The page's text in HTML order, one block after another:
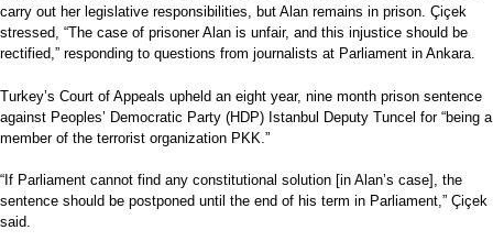
carry out her legislative responsibilities, but Alan remains in prison. Çiçek
stressed, “The case of prisoner Alan is unfair, and this injustice should be
rectified,” responding to questions from journalists at Parliament in Ankara.
Turkey’s Court of Appeals upheld an eight year, nine month prison sentence
against Peoples’ Democratic Party (HDP) Istanbul Deputy Tuncel for “being a
member of the terrorist organization PKK.”
“If Parliament cannot find any constitutional solution [in Alan’s case], the
sentence should be postponed until the end of his term in Parliament,” Çiçek
said.